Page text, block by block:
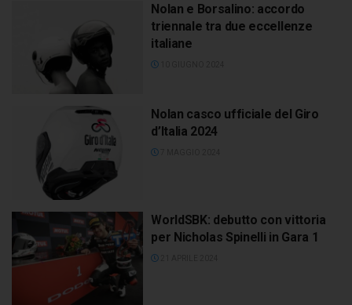
Nolan e Borsalino: accordo
triennale tra due eccellenze
italiane
Nolan casco ufficiale del Giro
d’Italia 2024
WorldSBK: debutto con vittoria
per Nicholas Spinelli in Gara 1